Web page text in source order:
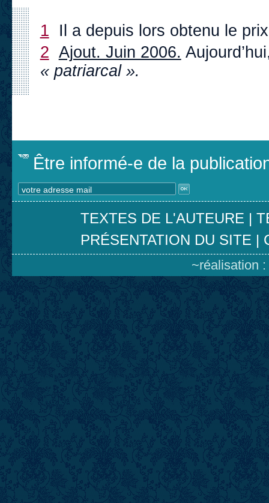
1
Il a depuis lors obtenu le
2 Ajout. Juin 2006.
« patriarcal ».
Être informé-e de la
TEXTES DE L'AUTEURE |
PRÉSENTATION DU SITE |
~réalisation